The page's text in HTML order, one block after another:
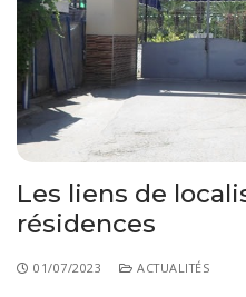
Les liens de
résidences
01/07/2023 ACTUALITÉS